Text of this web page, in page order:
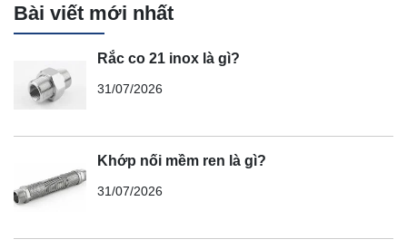
Bài viết mới nhất
Rắc co 21 inox là gì?
31/07/2026
Khớp nối mềm ren là gì?
31/07/2026